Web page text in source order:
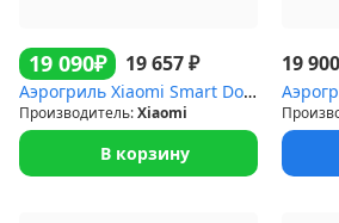
19 090₽ 19 657₽
Аэрогриль Xiaomi Smart Double Stack Air Fryer (12л черный)
Производитель:Xiaomi
В корзину
19 900